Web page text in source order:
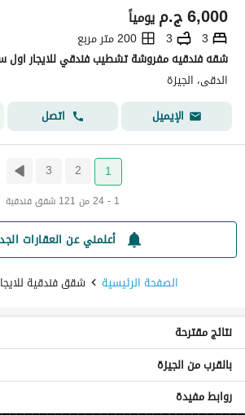
ج.م6,000 يومياً
3
3
200 متر مربع
الدقى، الجيزة
الإيميل
اتصل
1
2
3
1 - 24 من 121 شقق فندقية
أعلمني عن العقارات
الصفحة الرئيسية
شقق فندقية
شقق استوديو فندقية للايجار في الجيزة
شقق فندقية 1 غرفة نوم للايجار في الجيزة
شقق فندقية 2 غرفة نوم للايجار في الجيزة
نتائج مقترحة
شقق فندقية للايجار في القاهرة
بالقرب من الجيزة
روابط مفيدة